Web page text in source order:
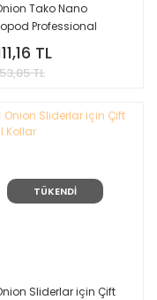
Tako Nano
Professional
TL
TL
TÜKENDİ
Sliderlar için Çift